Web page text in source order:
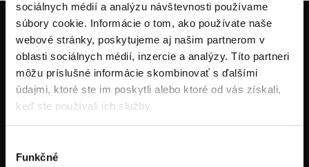
sociálnych médií a analýzu návštevnosti používame
súbory cookie. Informácie o tom, ako používate naše
webové stránky, poskytujeme aj našim partnerom v
oblasti sociálnych médií, inzercie a analýzy. Títo partneri
môžu príslušné informácie skombinovať s ďalšími
údajmi, ktoré ste im poskytli alebo ktoré od vás získali,
keď ste používali ich služby.
súhlasu
Funkčné